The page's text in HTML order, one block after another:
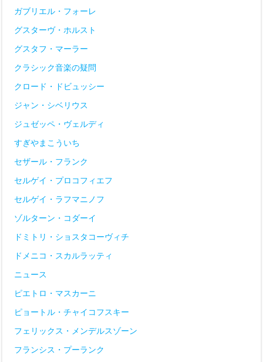
ガブリエル・フォーレ
グスターヴ・ホルスト
グスタフ・マーラー
クラシック音楽の疑問
クロード・ドビュッシー
ジャン・シベリウス
ジュゼッペ・ヴェルディ
すぎやまこういち
セザール・フランク
セルゲイ・プロコフィエフ
セルゲイ・ラフマニノフ
ゾルターン・コダーイ
ドミトリ・ショスタコーヴィチ
ドメニコ・スカルラッティ
ニュース
ピエトロ・マスカーニ
ピョートル・チャイコフスキー
フェリックス・メンデルスゾーン
フランシス・プーランク